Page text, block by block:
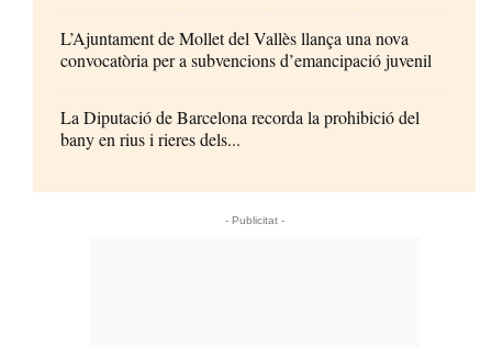
L’Ajuntament de Mollet del Vallès llança una nova
convocatòria per a subvencions d’emancipació juvenil
La Diputació de Barcelona recorda la prohibició del
bany en rius i rieres dels...
- Publicitat -